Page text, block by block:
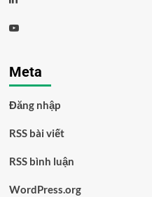
Meta
Đăng nhập
RSS bài viết
RSS bình luận
WordPress.org